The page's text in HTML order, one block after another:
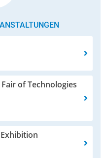
of Technologies